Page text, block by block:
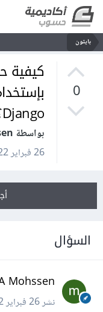
بايثون
0
كيفية
Django؟
بواسطة Mohssen A Mohssen
26 فبراير 2022
السؤال
Mohssen
نشر26 فبراير 2022